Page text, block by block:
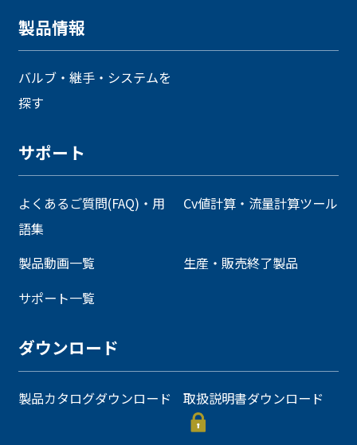
製品情報
バルブ・継手・システムを
探す
サポート
よくあるご質問(FAQ)・用
語集
Cv値計算・流量計算ツール
製品動画一覧
生産・販売終了製品
サポート一覧
ダウンロード
製品カタログダウンロード 取扱説明書ダウンロード